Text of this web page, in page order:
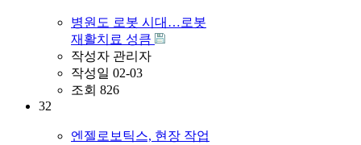
병원도 로봇 시대…로봇
재활치료 성큼
작성자 관리자
작성일 02-03
조회 826
32
엔젤로보틱스, 현장 작업